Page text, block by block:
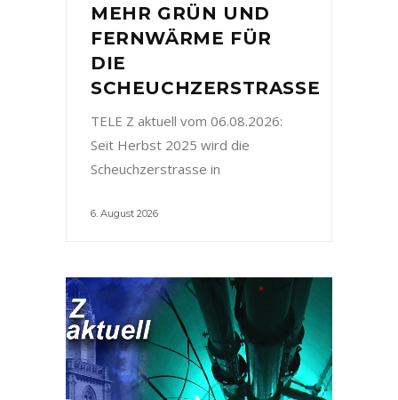
MEHR GRÜN UND
FERNWÄRME FÜR
DIE
SCHEUCHZERSTRASSE
TELE Z aktuell vom 06.08.2026:
Seit Herbst 2025 wird die
Scheuchzerstrasse in
6. August 2026